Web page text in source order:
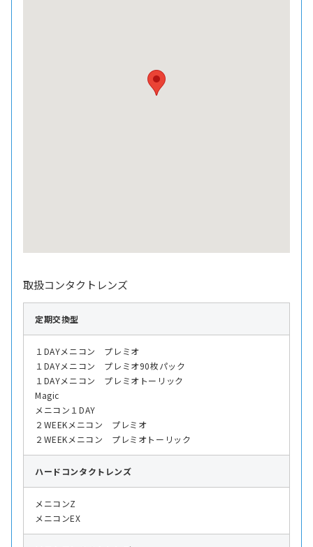
取扱コンタクトレンズ
定期交換型
１DAYメニコン プレミオ
１DAYメニコン プレミオ90枚パック
１DAYメニコン プレミオトーリック
Magic
メニコン１DAY
２WEEKメニコン プレミオ
２WEEKメニコン プレミオトーリック
ハード コンタクトレンズ
メニコンZ
メニコンEX